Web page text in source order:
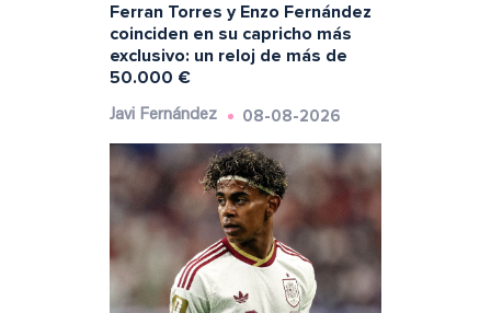
Ferran Torres y Enzo Fernández
coinciden en su capricho más
exclusivo: un reloj de más de
50.000 €
Javi Fernández 08-08-2026